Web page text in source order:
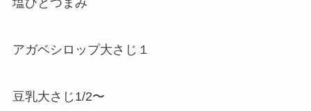
アガベシロップ大さじ１
豆乳大さじ1/2〜